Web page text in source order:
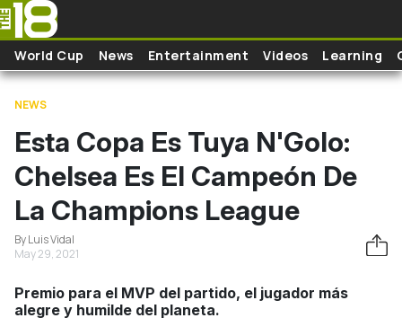
Skip to main content
World Cup News Entertainment Videos Learning
NEWS
Esta Copa Es Tuya N'Golo:
Chelsea Es El Campeón De
La Champions League
By Luis Vidal
May 29, 2021
Premio para el MVP del partido, el jugador más
alegre y humilde del planeta.